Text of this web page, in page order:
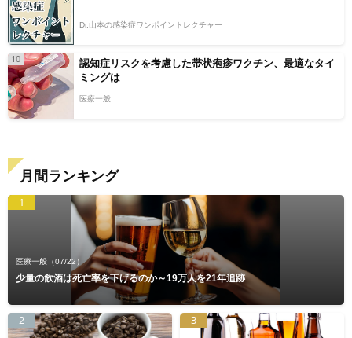
Dr.山本の感染症ワンポイントレクチャー
10
認知症リスクを考慮した帯状疱疹ワクチン、最適なタイ
ミングは
医療一般
月間ランキング
1
医療一般 （07/22）
少量の飲酒は死亡率を下げるのか～19万人を21年追跡
2 3